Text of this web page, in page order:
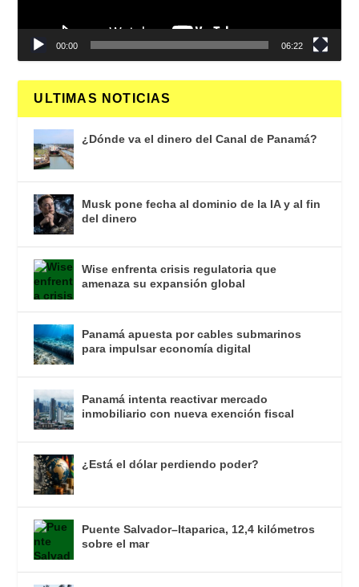
00:00 06:22
ULTIMAS NOTICIAS
¿Dónde va el dinero del Canal de Panamá?
Musk pone fecha al dominio de la IA y al fin
del dinero
Wise enfrenta crisis regulatoria que
amenaza su expansión global
Panamá apuesta por cables submarinos
para impulsar economía digital
Panamá intenta reactivar mercado
inmobiliario con nueva exención fiscal
¿Está el dólar perdiendo poder?
Puente Salvador–Itaparica, 12,4 kilómetros
sobre el mar